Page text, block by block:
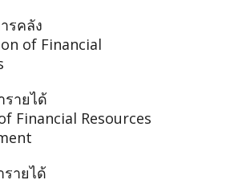
รคลัง
of Financial
ายได้
Financial Resources
ายได้